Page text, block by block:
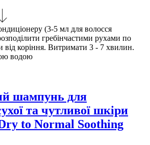
(3-5 мл для волосся
гребінчастими рухами по
від коріння. Витримати 3 - 7 хвилин.
водою
шампунь для
та чутливої шкіри
to Normal Soothing